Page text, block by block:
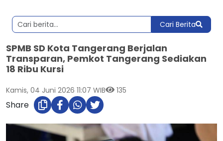
Cari Berita
SPMB SD Kota Tangerang Berjalan
Transparan, Pemkot Tangerang Sediakan
18 Ribu Kursi
Kamis, 04 Juni 2026 11:07 WIB 135
Share